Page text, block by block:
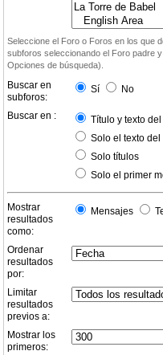
Seleccione el Foro o Foros en los que
subforos seleccionando el Foro padre
Opciones de búsqueda).
Buscar en
subforos:
Sí No
Buscar en :
Título y texto
Solo el texto del
Solo títulos
Solo el primer
Mostrar
resultados
como:
Mensajes
Ordenar
resultados
por:
Limitar
resultados
previos a:
Mostrar los
primeros: